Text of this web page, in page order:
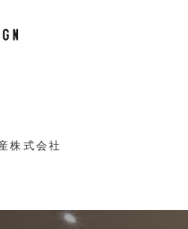
株式会社